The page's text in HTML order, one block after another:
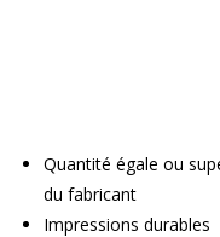
Quantité égale ou
du fabricant
Impressions durables